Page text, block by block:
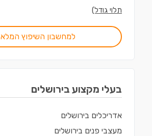
תלוי גודל)
למחשבון השיפוץ המלא
בעלי מקצוע בירושלים
אדריכלים בירושלים
מעצבי פנים בירושלים